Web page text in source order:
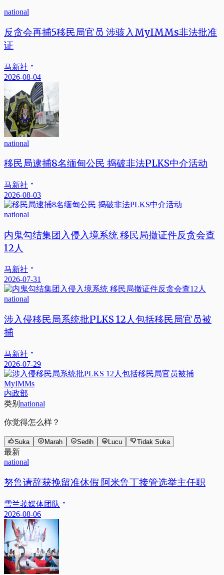
national
反贪会再捕5移民局官员 涉骇入MyIMMs非法批准
证
马新社
2026-08-04
national
移民局逮捕8名缅甸公民 捣破非法PLKS中介活动
马新社
2026-08-03
national
内鬼勾结集团入侵入境系统 移民局撤证件反贪会查
12人
马新社
2026-07-31
national
涉入侵移民局系统批PLKS 12人包括移民局官员被
捕
马新社
2026-07-29
MyIMMs
内政部
类别 national
你觉得怎么样？
Suka Marah Sedih Lucu Tidak Suka
最新
national
努鲁请辞获挽留准休假 阿米鲁丁接管选举主任职
雪兰莪媒体团队
2026-08-06